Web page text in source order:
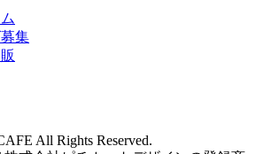
集
All Rights Reserved.